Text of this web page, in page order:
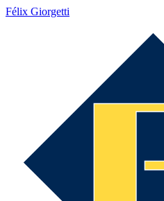
Félix Giorgetti